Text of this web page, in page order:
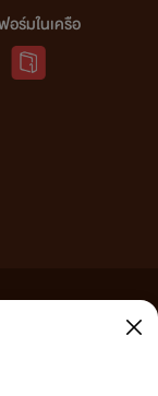
ร์มในเครือ
ผู้อ่านทุกท่านโปรดใช้
ต่อกฎหมายและศีลธรรม
ทั้งนี้ ทางเว็บไซต์ขอสงวน